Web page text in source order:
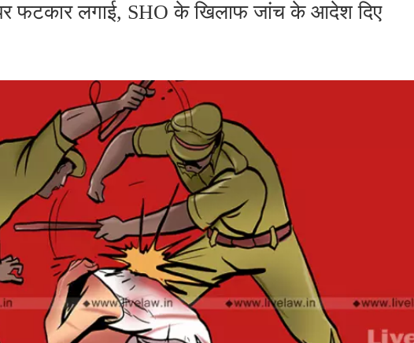
पर फटकार लगाई, SHO के खिलाफ जांच के आदेश दिए